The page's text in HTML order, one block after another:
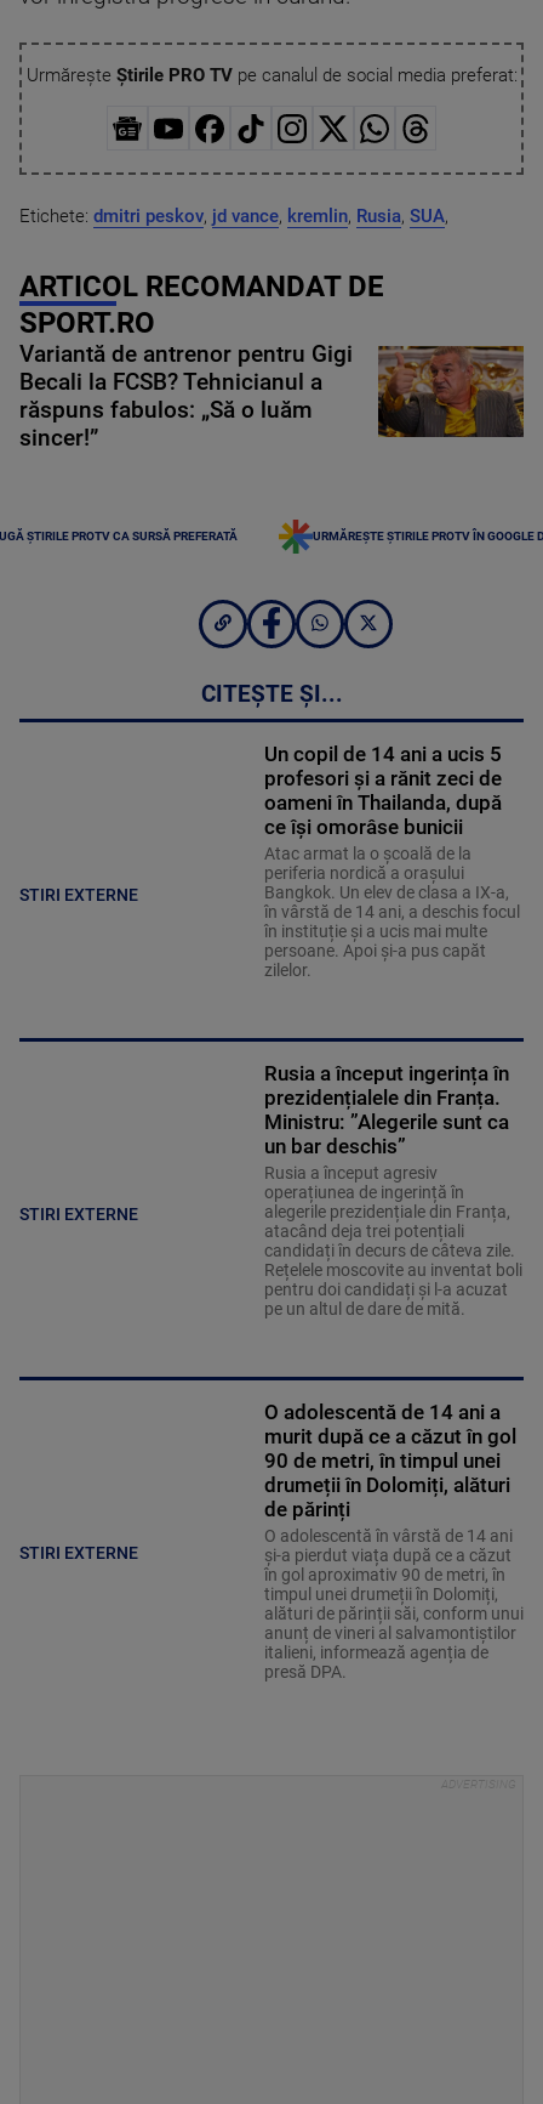
Urmărește Știrile PRO TVpe canalul de social media preferat:
Etichete: dmitri peskov, jd vance, kremlin, Rusia, SUA,
ARTICOL RECOMANDAT DE
SPORT.RO
Variantă de antrenor pentru Gigi
Becali la FCSB? Tehnicianul a
răspuns fabulos: „Să o luăm
sincer!”
ȘTIRILE PROTV CA SURSĂ PREFERATĂ URMĂREȘTE ȘTIRILE PROTV ÎN GOOGLE
CITEȘTE ȘI...
STIRI EXTERNE
Un copil de 14 ani a ucis 5
profesori și a rănit zeci de
oameni în Thailanda, după
ce își omorâse bunicii
Atac armat la o școală de la
periferia nordică a orașului
Bangkok. Un elev de clasa a IX-a,
în vârstă de 14 ani, a deschis focul
în instituție și a ucis mai multe
persoane. Apoi și-a pus capăt
zilelor.
STIRI EXTERNE
Rusia a început ingerința în
prezidențialele din Franța.
Ministru: ”Alegerile sunt ca
un bar deschis”
Rusia a început agresiv
operațiunea de ingerință în
alegerile prezidențiale din Franța,
atacând deja trei potențiali
candidați în decurs de câteva zile.
Rețelele moscovite au inventat boli
pentru doi candidați și l-a acuzat
pe un altul de dare de mită.
STIRI EXTERNE
O adolescentă de 14 ani a
murit după ce a căzut în gol
90 de metri, în timpul unei
drumeții în Dolomiți, alături
de părinți
O adolescentă în vârstă de 14 ani
și-a pierdut viața după ce a căzut
în gol aproximativ 90 de metri, în
timpul unei drumeții în Dolomiți,
alături de părinții săi, conform unui
anunț de vineri al salvamontiștilor
italieni, informează agenția de
presă DPA.